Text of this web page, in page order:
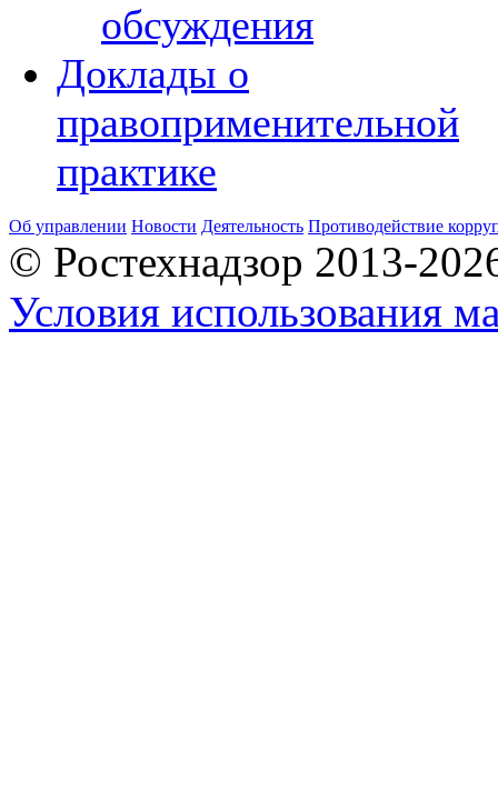
обсуждения
Доклады о
правоприменительной
практике
Об управлении Новости Деятельность Противодействие
© Ростехнадзор 2013-
Условия использования